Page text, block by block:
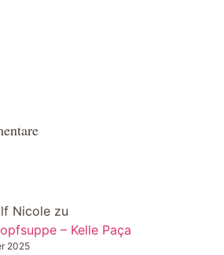
Nicole zu
– Kelle Paça
2025